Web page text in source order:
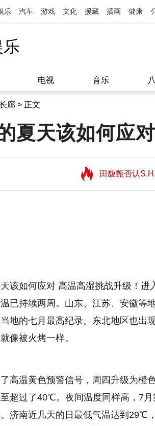
乐 汽车 游戏 文化 援藏 插画 健康
乐
电视 音乐
廊 > 正文
夏天该如何应
田馥甄否认
望11:08
田馥甄否认
该如何应对 高温高湿挑战升级！
已持续两周。山东、江苏、安徽等
地的七月最高纪录。东北地区也出
像被火烤一样。
高温黄色预警信号，周四升级为橙
超过了40℃。夜间温度同样高，7
济南近几天的日最低气温达到29℃